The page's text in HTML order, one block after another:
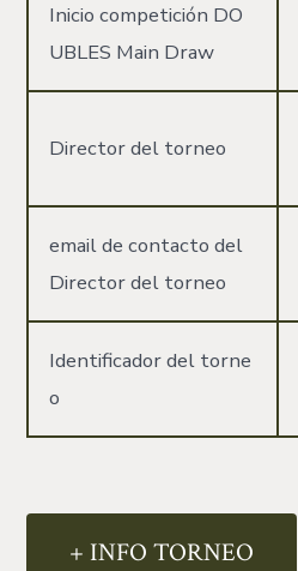
Inicio competición DO
UBLES Main Draw
Director del torneo
email de contacto del
Director del torneo
Identificador del torne
o
+ INFO TORNEO